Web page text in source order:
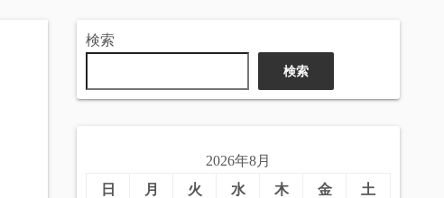
検索
検索
2026年8月
日
月 火 水 木 金 土